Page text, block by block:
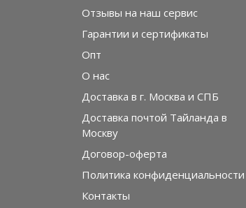
Отзывы на наш сервис
Гарантии и сертификаты
Опт
О нас
Доставка в г. Москва и СПБ
Доставка почтой Тайланда в
Москву
Договор-оферта
Политика конфиденциальности
Контакты